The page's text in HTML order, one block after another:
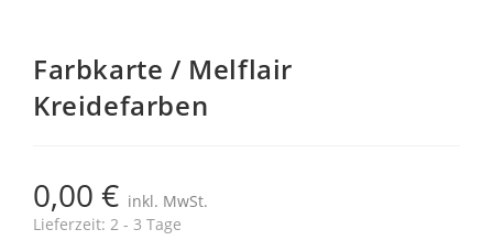
Farbkarte / Melflair
Kreidefarben
0,00 € inkl. MwSt.
Lieferzeit: 2 - 3 Tage